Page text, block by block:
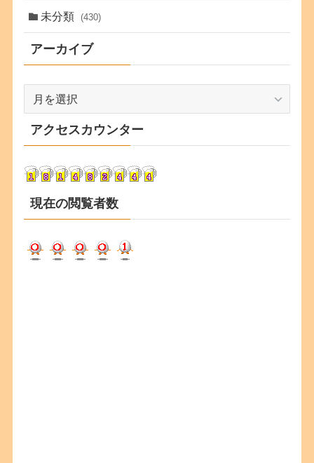
未分類 (430)
アーカイブ
カ
イ
アクセスカウンター
現在の閲覧者数